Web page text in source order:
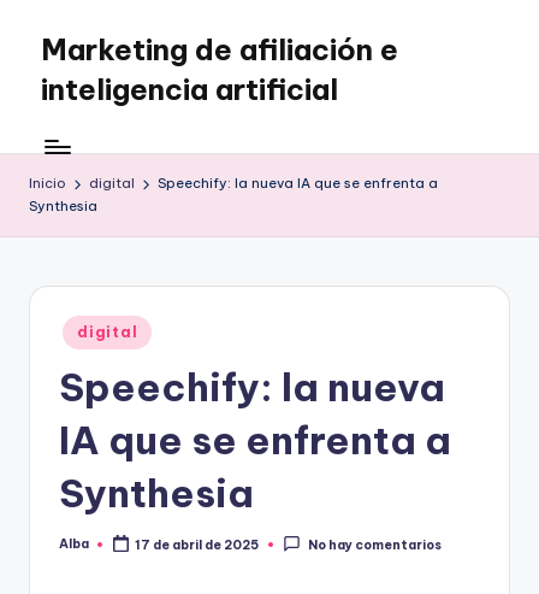
Saltar
contenido
Marketing de afiliación e
inteligencia artificial
Inicio digital
Speechify: la nueva IA que se enfrenta a
Synthesia
Publicado
en
digital
Speechify: la nueva
IA que se enfrenta a
Synthesia
Publicado
Alba 17 de abril de 2025 No hay comentarios